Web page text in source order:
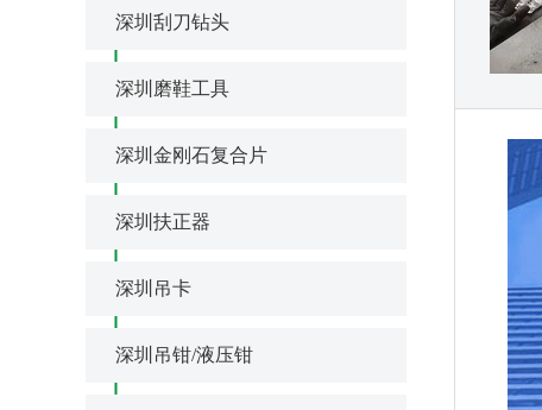
深圳刮刀钻头
深圳磨鞋工具
深圳金刚石复合片
深圳扶正器
深圳吊卡
深圳吊钳/液压钳